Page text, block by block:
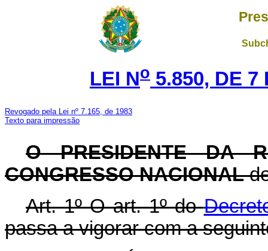
LEI No 5.850, DE 7
Revogado pela Lei nº 7.165, de 1983
Texto para impressão
O PRESIDENTE DA
CONGRESSO NACIONAL
Art. 1º O art. 1º do
passa a vigorar com a